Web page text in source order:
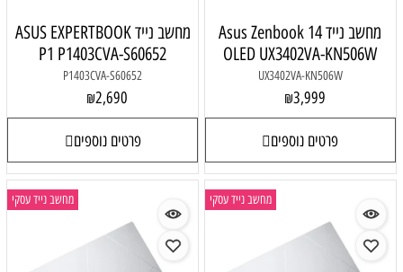
מחשב נייד Asus Zenbook 14
OLED UX3402VA-KN506W
UX3402VA-KN506W
₪3,999
פרטים נוספים
מחשב נייד ASUS EXPERTBOOK
P1 P1403CVA-S60652
P1403CVA-S60652
₪2,690
פרטים נוספים
מחשב נייד עסקי מחשב נייד עסקי